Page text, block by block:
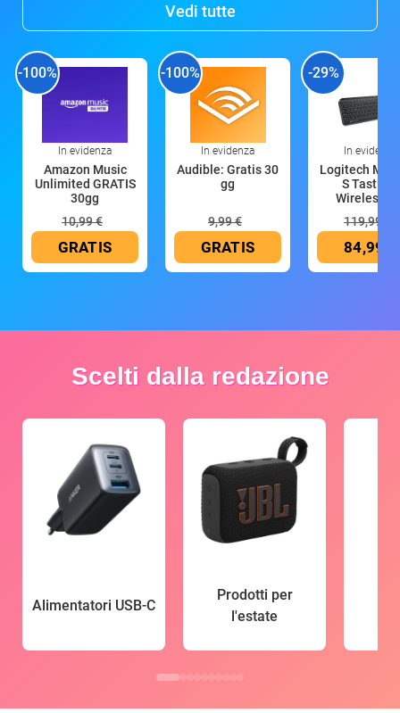
Vedi tutte
-100%
In evidenza
Amazon Music
Unlimited GRATIS
30gg
10,99 €
GRATIS
-100%
In evidenza
Audible: Gratis 30
gg
9,99 €
GRATIS
-29%
In evidenza
Logitech MX
S Tastiera
Wireless
119,99 €
84,99 €
Scelti dalla redazione
Alimentatori USB-C
Prodotti per
l'estate